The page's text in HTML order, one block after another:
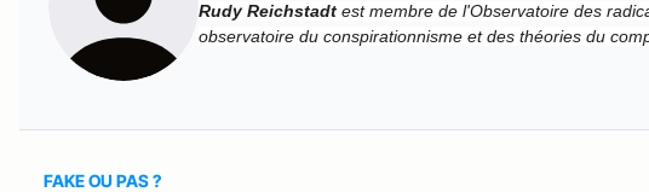
Rudy Reichstadt est membre de l'Observatoire des
observatoire du conspirationnisme et des théories du
FAKE OU PAS ?